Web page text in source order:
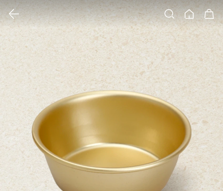
검색 장바구니
클릭 시 이미지 확대 보기 팝업 열림